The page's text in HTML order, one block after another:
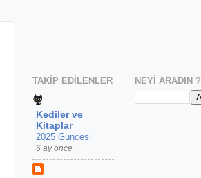
TAKIP EDILENLER
Kediler ve
Kitaplar
2025 Güncesi
6 ay önce
NEYI ARADIN ?